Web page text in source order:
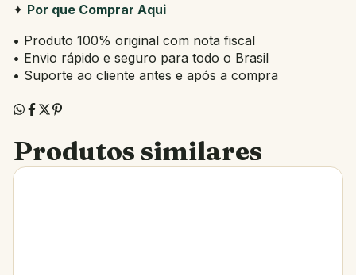
✦ Por que Comprar Aqui
• Produto 100% original com nota fiscal
• Envio rápido e seguro para todo o Brasil
• Suporte ao cliente antes e após a compra
Produtos similares